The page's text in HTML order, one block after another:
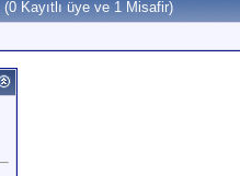
(0 Kayıtlı üye ve 1 Misafir)